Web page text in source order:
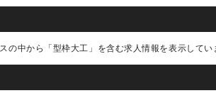
の中から 「型枠大工」 を含む求人情報を表示してい